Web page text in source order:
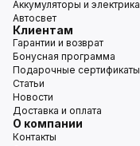
Аккумуляторы и электрика
Автосвет
Клиентам
Гарантии и возврат
Бонусная программа
Подарочные сертификаты
Статьи
Новости
Доставка и оплата
О компании
Контакты